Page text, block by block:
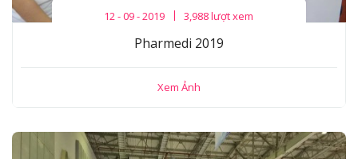
12 - 09 - 2019 3,988 lượt xem
Pharmedi 2019
Xem Ảnh